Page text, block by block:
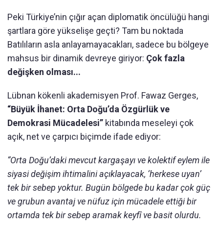
Peki Türkiye’nin çığır açan diplomatik öncülüğü hangi
şartlara göre yükselişe geçti? Tam bu noktada
Batılıların asla anlayamayacakları, sadece bu bölgeye
mahsus bir dinamik devreye giriyor: Çok fazla
değişken olması...
Lübnan kökenli akademisyen Prof. Fawaz Gerges,
“Büyük İhanet: Orta Doğu’da Özgürlük ve
Demokrasi Mücadelesi” kitabında meseleyi çok
açık, net ve çarpıcı biçimde ifade ediyor:
“Orta Doğu’daki mevcut kargaşayı ve kolektif eylem ile
siyasi değişim ihtimalini açıklayacak, ‘herkese uyan’
tek bir sebep yoktur. Bugün bölgede bu kadar çok güç
ve grubun avantaj ve nüfuz için mücadele ettiği bir
ortamda tek bir sebep aramak keyfî ve basit olurdu.